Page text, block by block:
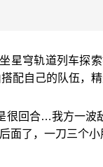
星穹轨道列车探
配自己的队伍，
很回合…我方一波
面了，一刀三个